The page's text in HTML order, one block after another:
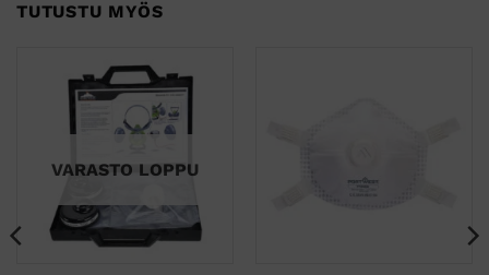
TUTUSTU MYÖS
VARASTO LOPPU